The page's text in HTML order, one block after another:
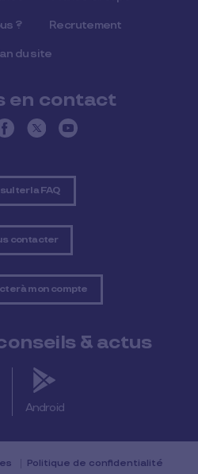
? Recrutement
du site
en contact
la FAQ
contacter
à mon compte
& actus
Android
Politique de confidentialité